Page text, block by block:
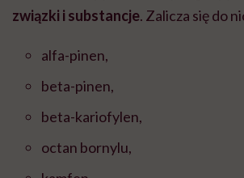
związki i substancje. Zalicza się do
alfa-pinen,
beta-pinen,
beta-kariofylen,
octan bornylu,